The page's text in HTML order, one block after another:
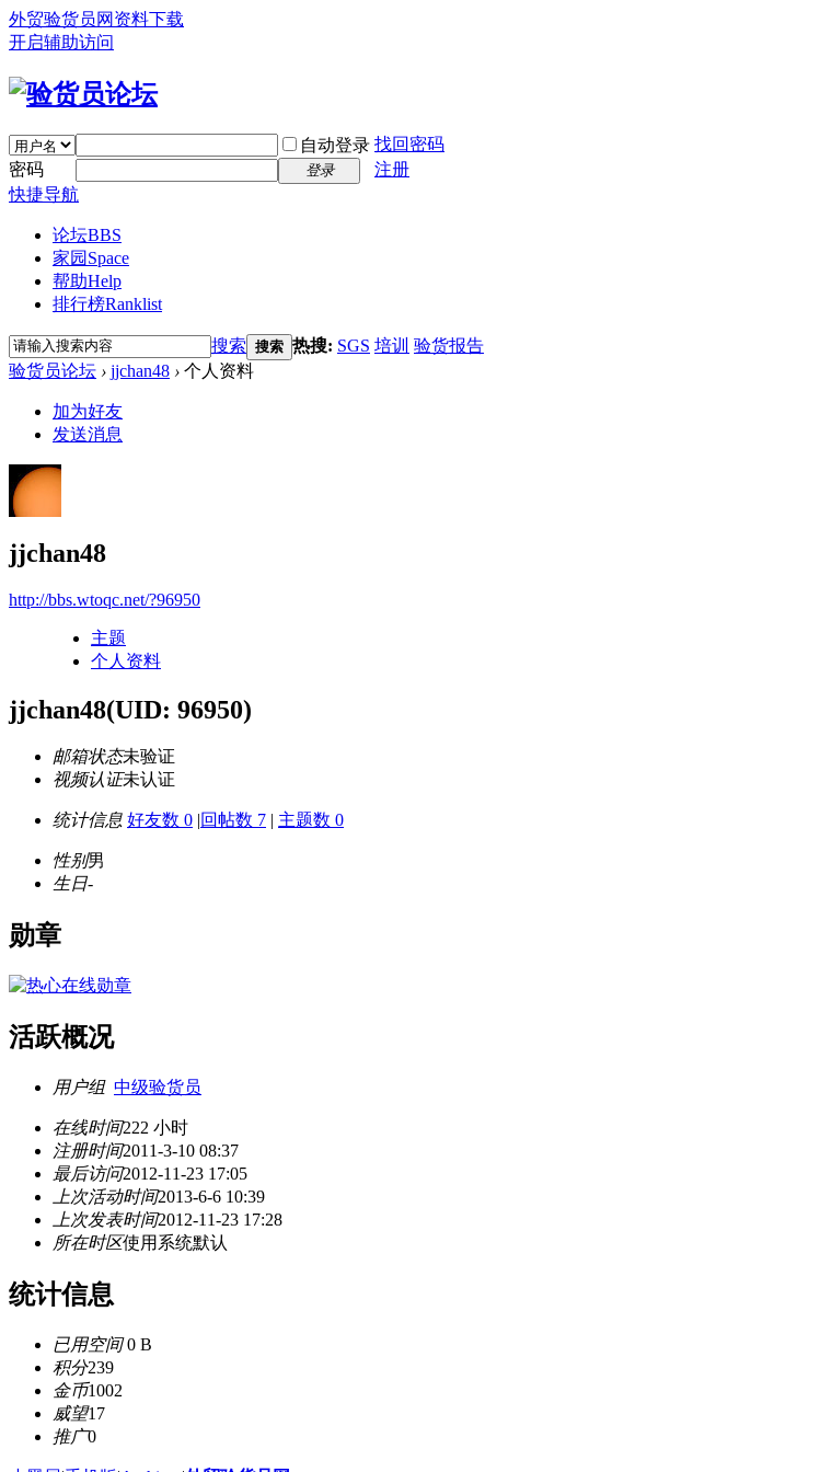
外贸验货员网 资料下载
开启辅助访问
自动登录 找回密码
密码
登录
注册
快捷导航
论坛BBS
家园 Space
帮助Help
排行榜Ranklist
搜索 搜索 热搜: SGS 培训 验货报告
验货员论坛 › jjchan48 › 个人资料
加为好友
发送消息
jjchan48
http://bbs.wtoqc.net/?96950
主题
个人资料
jjchan48(UID: 96950)
邮箱状态未验证
视频认证未认证
统计信息 好友数 0 |回帖数 7 | 主题数 0
性别男
生日-
勋章
活跃概况
用户组 中级验货员
在线时间222 小时
注册时间2011-3-10 08:37
最后访问2012-11-23 17:05
上次活动时间2013-6-6 10:39
上次发表时间2012-11-23 17:28
所在时区使用系统默认
统计信息
已用空间0 B
积分239
金币1002
威望17
推广0